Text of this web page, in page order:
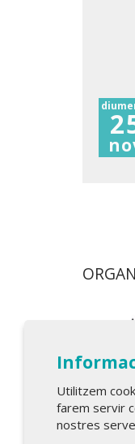
Utilitzem
farem servir
nostres